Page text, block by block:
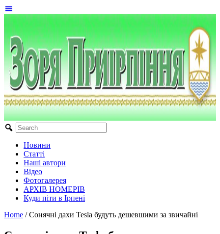
Новини
Статті
Наші автори
Відео
Фотогалерея
АРХІВ НОМЕРІВ
Куди піти в Ірпені
Home / Сонячні дахи Tesla будуть дешевшими за звичайні